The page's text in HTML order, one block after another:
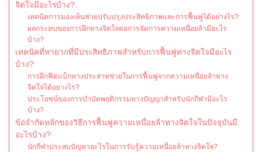
จิตใจมีอะไรบ้าง?
เทคนิคการมองเห็นช่วยปรับปรุงประสิทธิภาพและการฟื้นฟูได้อย่างไร?
ผลกระทบของการฝึกทางจิตใจต่อการจัดการความเหนื่อยล้ามีอะไร
บ้าง?
เทคนิคที่หายากที่มีประสิทธิภาพสำหรับการฟื้นฟูทางจิตใจมีอะไร
บ้าง?
การฝึกฟีดแบ็กทางประสาทช่วยในการฟื้นฟูจากความเหนื่อยล้าทาง
จิตใจได้อย่างไร?
ประโยชน์ของการบำบัดพฤติกรรมทางปัญญาสำหรับนักกีฬามีอะไร
บ้าง?
ข้อจำกัดหลักของวิธีการฟื้นฟูความเหนื่อยล้าทางจิตใจในปัจจุบันมี
อะไรบ้าง?
นักกีฬาประสบปัญหาอะไรในการรับรู้ความเหนื่อยล้าทางจิตใจ?